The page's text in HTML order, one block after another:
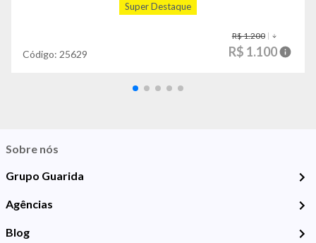
Super Destaque
Código: 25629
R$ 1.200
R$ 1.100
Sobre nós
Grupo Guarida
Agências
Blog